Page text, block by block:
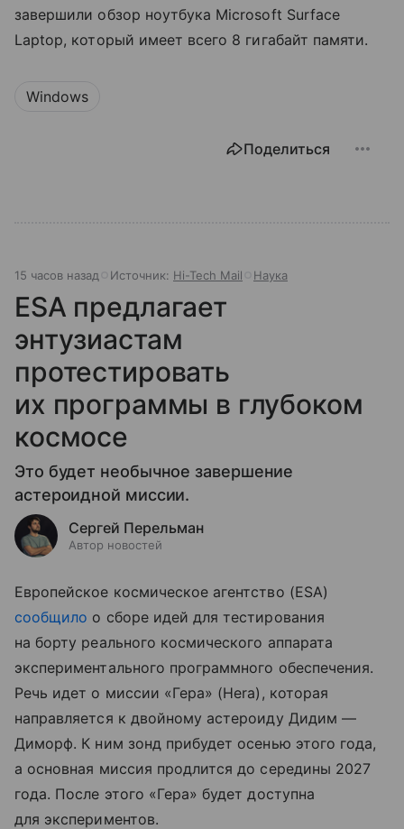
завершили обзор ноутбука Microsoft Surface
Laptop, который имеет всего 8 гигабайт памяти.
Windows
Поделиться
15 часов назад Источник: Hi-Tech Mail Наука
ESA предлагает
энтузиастам
протестировать
их программы в глубоком
космосе
Это будет необычное завершение
астероидной миссии.
Сергей Перельман
Автор новостей
Европейское космическое агентство (ESA)
сообщило о сборе идей для тестирования
на борту реального космического аппарата
экспериментального программного обеспечения.
Речь идет о миссии «Гера» (Hera), которая
направляется к двойному астероиду Дидим —
Диморф. К ним зонд прибудет осенью этого года,
а основная миссия продлится до середины 2027
года. После этого «Гера» будет доступна
для экспериментов.